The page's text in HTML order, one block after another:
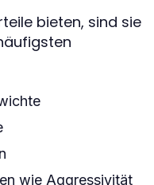
bieten, sind sie
wie Aggressivität